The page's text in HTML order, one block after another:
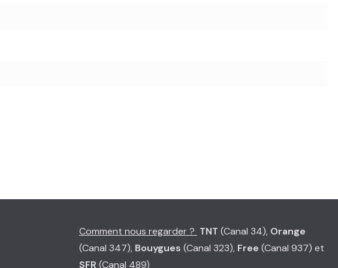
Comment nous regarder ? TNT (Canal 34), Orange
(Canal 347), Bouygues (Canal 323), Free (Canal 937) et
SFR (Canal 489)